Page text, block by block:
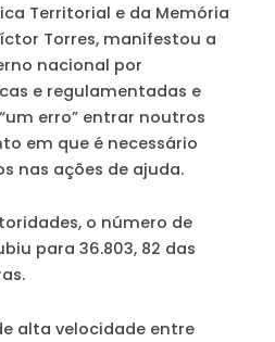
Territorial e da Memória
Torres, manifestou a
nacional por
e regulamentadas e
erro” entrar noutros
em que é necessário
nas ações de ajuda.
o número de
para 36.803, 82 das
alta velocidade entre